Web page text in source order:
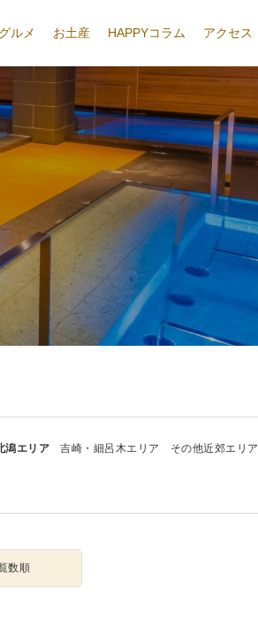
グルメ お土産 HAPPYコラム アクセス
潟エリア 吉崎・細呂木エリア その他近郊エリア
数順